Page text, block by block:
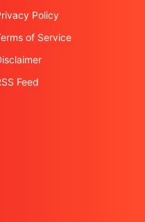
Policy
of Service
Feed